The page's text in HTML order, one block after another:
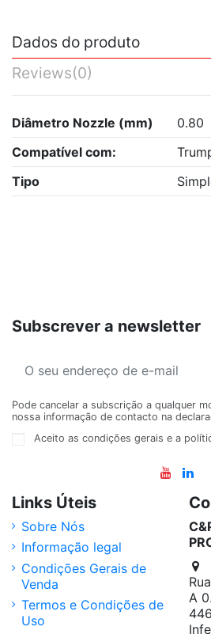
Dados do produto
Reviews(0)
Diâmetro Nozzle (mm)
0.80
Compatível com:
Tipo
Subscrever a newsletter
Pode cancelar a subscrição a qualquer
nossa informação de contacto na
Aceito as condições gerais e a
Links Úteis
Sobre Nós
Informação legal
Condições Gerais de
Venda
Termos e Condições de
Uso
A